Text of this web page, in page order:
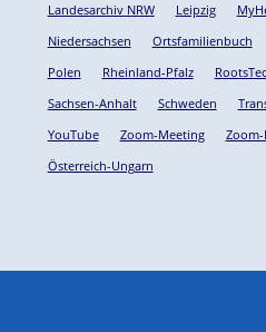
Landesarchiv NRW
Leipzig
Niedersachsen
Ortsfamilienbuch
Polen
Rheinland-Pfalz
Sachsen-Anhalt
Schweden
YouTube
Zoom-Meeting
Österreich-Ungarn